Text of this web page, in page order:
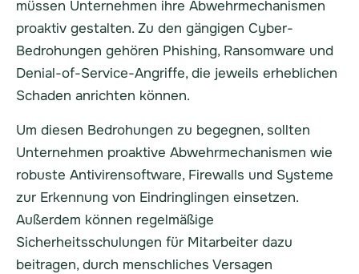
müssen Unternehmen ihre Abwehrmechanismen
proaktiv gestalten. Zu den gängigen Cyber-
Bedrohungen gehören Phishing, Ransomware und
Denial-of-Service-Angriffe, die jeweils erheblichen
Schaden anrichten können.
Um diesen Bedrohungen zu begegnen, sollten
Unternehmen proaktive Abwehrmechanismen wie
robuste Antivirensoftware, Firewalls und Systeme
zur Erkennung von Eindringlingen einsetzen.
Außerdem können regelmäßige
Sicherheitsschulungen für Mitarbeiter dazu
beitragen, durch menschliches Versagen